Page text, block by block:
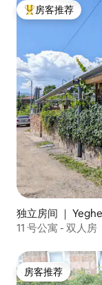
热门「房客推荐」
房客推荐
独立房间 ｜
11 号公寓 - 双人房
房客推荐
房客推荐